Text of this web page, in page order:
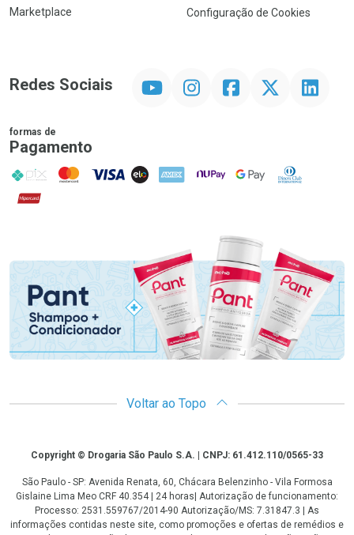
Marketplace
Configuração de Cookies
Redes Sociais InstagramFacebookTwitter Linkedin
formas de
Pagamento
PIX MasterCard
VISA ELO AMEX NuPay Google PayDiners Club
Hipercard
Promoção em Destaque
Voltar ao Topo
CopyrightCopyright © Drogaria São Paulo S.A. | CNPJ: 61.412.110/0565-33
São Paulo - SP: Avenida Renata, 60, Chácara Belenzinho - Vila Formosa
Gislaine Lima Meo CRF 40.354 | 24 horas| Autorização de funcionamento:
Processo: 2531.559767/2014-90 Autorização/MS: 7.31847.3 | As
informações contidas neste site, como promoções e ofertas de remédios e